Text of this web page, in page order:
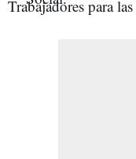
Trabajadores para